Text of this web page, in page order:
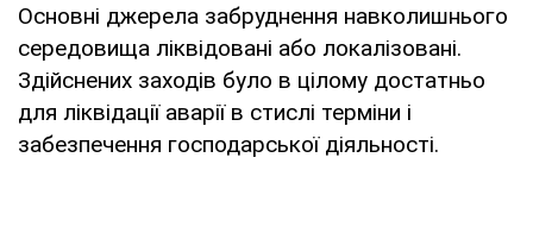
Основні джерела забруднення навколишнього
середовища ліквідовані або локалізовані.
Здійснених заходів було в цілому достатньо
для ліквідації аварії в стислі терміни і
забезпечення господарської діяльності.